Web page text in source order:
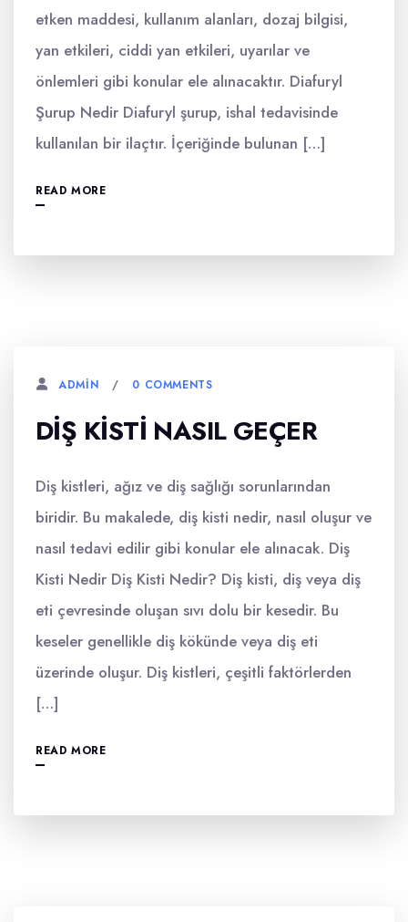
etken maddesi, kullanım alanları, dozaj bilgisi,
yan etkileri, ciddi yan etkileri, uyarılar ve
önlemleri gibi konular ele alınacaktır. Diafuryl
Şurup Nedir Diafuryl şurup, ishal tedavisinde
kullanılan bir ilaçtır. İçeriğinde bulunan […]
READ MORE
ADMIN 0 COMMENTS
DIŞ KISTI NASIL GEÇER
Diş kistleri, ağız ve diş sağlığı sorunlarından
biridir. Bu makalede, diş kisti nedir, nasıl oluşur ve
nasıl tedavi edilir gibi konular ele alınacak. Diş
Kisti Nedir Diş Kisti Nedir? Diş kisti, diş veya diş
eti çevresinde oluşan sıvı dolu bir kesedir. Bu
keseler genellikle diş kökünde veya diş eti
üzerinde oluşur. Diş kistleri, çeşitli faktörlerden
[…]
READ MORE